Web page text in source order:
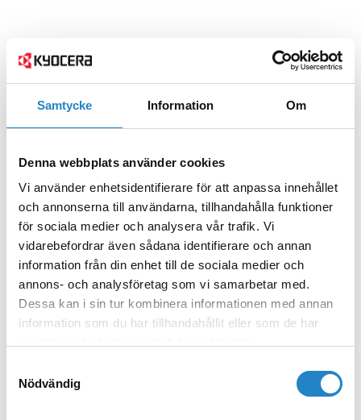
Samtycke Information Om
Denna webbplats använder cookies
Vi använder enhetsidentifierare för att anpassa innehållet
och annonserna till användarna, tillhandahålla funktioner
för sociala medier och analysera vår trafik. Vi
vidarebefordrar även sådana identifierare och annan
information från din enhet till de sociala medier och
annons- och analysföretag som vi samarbetar med.
Dessa kan i sin tur kombinera informationen med annan
information som du har tillhandahållit eller som de har
Nödvändig